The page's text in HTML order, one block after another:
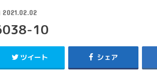
2021.02.02
10
ツイート シェア